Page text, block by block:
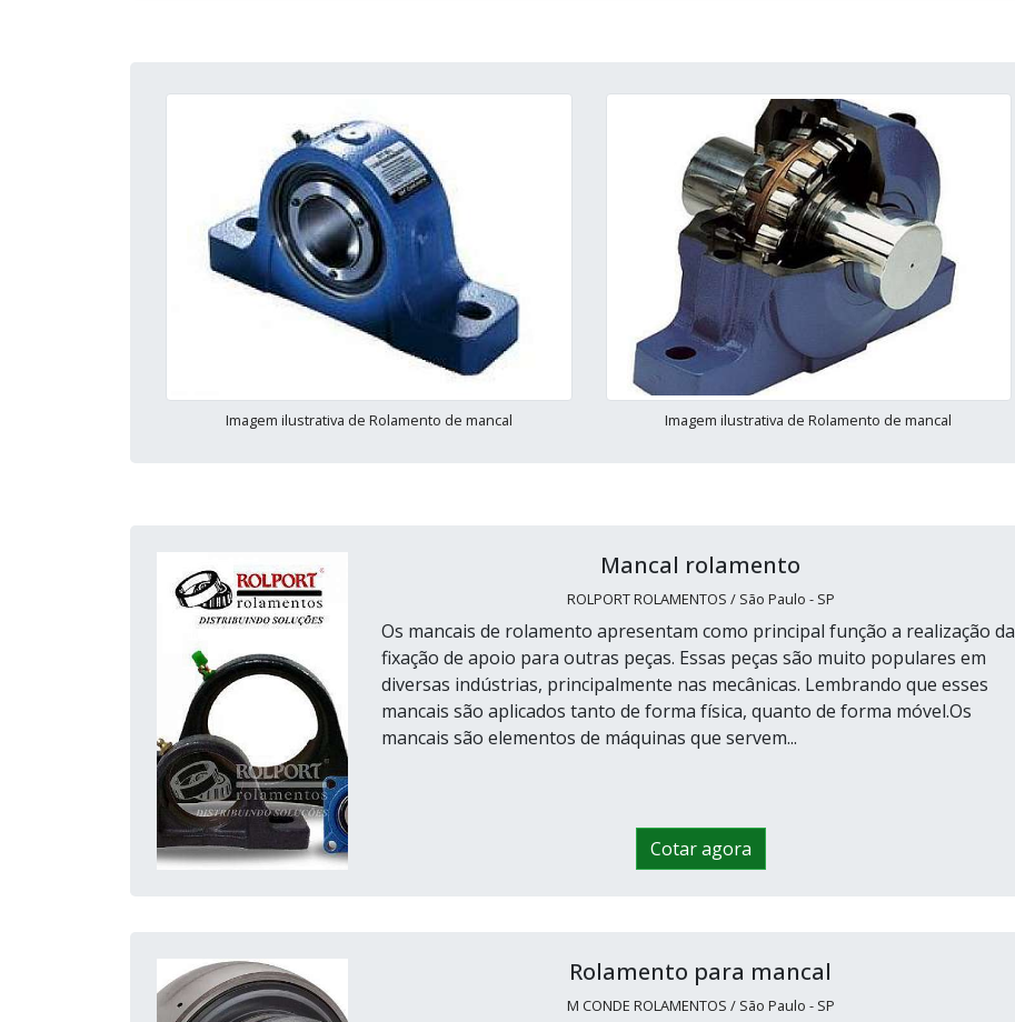
Imagem ilustrativa de Rolamento de mancal Imagem ilustrativa de Rolamento de mancal
Mancal rolamento
ROLPORT ROLAMENTOS / São Paulo - SP
Os mancais de rolamento apresentam como principal função a realização da
fixação de apoio para outras peças. Essas peças são muito populares em
diversas indústrias, principalmente nas mecânicas. Lembrando que esses
mancais são aplicados tanto de forma física, quanto de forma móvel.Os
mancais são elementos de máquinas que servem...
Cotar agora
Rolamento para mancal
M CONDE ROLAMENTOS / São Paulo - SP